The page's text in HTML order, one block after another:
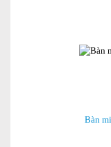
Bàn